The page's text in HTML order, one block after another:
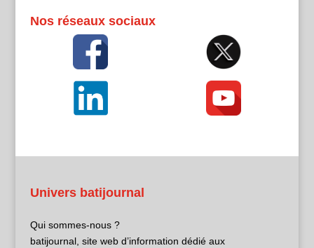
Nos réseaux sociaux
Univers batijournal
Qui sommes-nous ?
batijournal, site web d’information dédié aux